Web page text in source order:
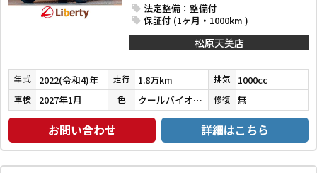
法定整備：整備付
保証付 (1ヶ月・1000km )
松原天美店
年式 2022(令和4)年 走行 1.8万km 排気 1000cc
車検 2027年1月 色 クールバイオレットクリスタルシャイン 修復 無
お問い合わせ 詳細はこちら